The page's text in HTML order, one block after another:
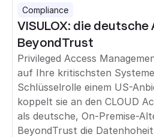
Compliance
VISULOX: die
BeyondTrust
Privileged Access
auf Ihre kritischsten
Schlüsselrolle einem US-
koppelt sie an den CLOUD
als deutsche, On-Premise-
BeyondTrust die